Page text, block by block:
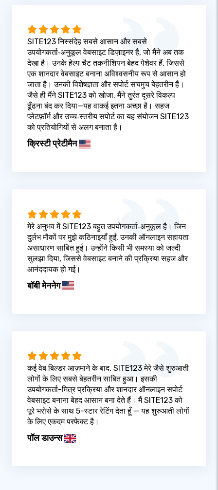
SITE123 निस्संदेह सबसे आसान और सबसे
उपयोगकर्ता‑अनुकूल वेबसाइट डिज़ाइनर है, जो मैंने अब तक
देखा है। उनके हेल्प चैट तकनीशियन बेहद पेशेवर हैं, जिससे
एक शानदार वेबसाइट बनाना अविश्वसनीय रूप से आसान हो
जाता है। उनकी विशेषज्ञता और सपोर्ट सचमुच बेहतरीन हैं।
जैसे ही मैंने SITE123 को खोजा, मैंने तुरंत दूसरे विकल्प
ढूँढना बंद कर दिया—यह वाकई इतना अच्छा है। सहज
प्लेटफ़ॉर्म और उच्च‑स्तरीय सपोर्ट का यह संयोजन SITE123
को प्रतियोगियों से अलग बनाता है।
क्रिस्टी प्रेटीमैन
मेरे अनुभव में SITE123 बहुत उपयोगकर्ता‑अनुकूल है। जिन
दुर्लभ मौकों पर मुझे कठिनाइयाँ हुईं, उनकी ऑनलाइन सहायता
असाधारण साबित हुई। उन्होंने किसी भी समस्या को जल्दी
सुलझा दिया, जिससे वेबसाइट बनाने की प्रक्रिया सहज और
आनंददायक हो गई।
बॉबी मेननेग
कई वेब बिल्डर आज़माने के बाद, SITE123 मेरे जैसे शुरुआती
लोगों के लिए सबसे बेहतरीन साबित हुआ। इसकी
उपयोगकर्ता-मित्र प्रक्रिया और शानदार ऑनलाइन सपोर्ट
वेबसाइट बनाना बेहद आसान बना देते हैं। मैं SITE123 को
पूरे भरोसे के साथ 5-स्टार रेटिंग देता हूँ — यह शुरुआती लोगों
के लिए एकदम परफेक्ट है।
पॉल डाउन्स